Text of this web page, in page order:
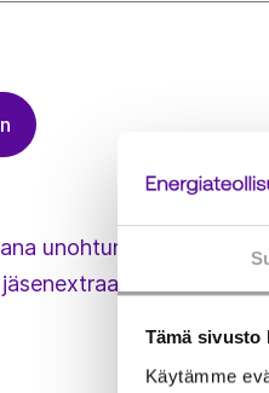
Tämä sivusto
Käytämme
unohtuneen tilalle